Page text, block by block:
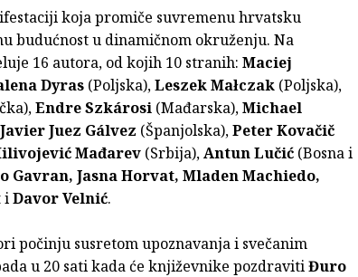
koja promiče suvremenu hrvatsku
budućnost u dinamičnom okruženju. Na
16 autora, od kojih 10 stranih: Maciej
Dyras (Poljska),Leszek Małczak (Poljska),
Endre Szkárosi (Mađarska),Michael
Juez Gálvez (Španjolska),Peter Kovačič
Mađarev (Srbija),Antun Lučić (Bosna i
Gavran, Jasna Horvat, Mladen Machiedo,
iDavor Velnić.
počinju susretom upoznavanja i svečanim
u 20 sati kada će književnike pozdravitiĐuro